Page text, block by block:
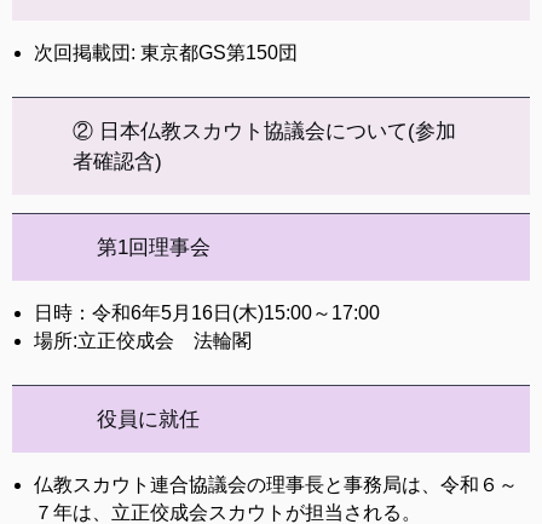
次回掲載団: 東京都GS第150団
② 日本仏教スカウト協議会について(参加
者確認含)
第1回理事会
日時：令和6年5月16日(木)15:00～17:00
場所:立正佼成会 法輪閣
役員に就任
仏教スカウト連合協議会の理事長と事務局は、令和６～
７年は、立正佼成会スカウトが担当される。